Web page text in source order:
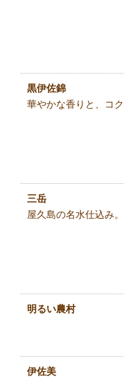
黒伊佐錦
華やかな香りと、コ
三岳
屋久島の名水仕込み
明るい農村
伊佐美